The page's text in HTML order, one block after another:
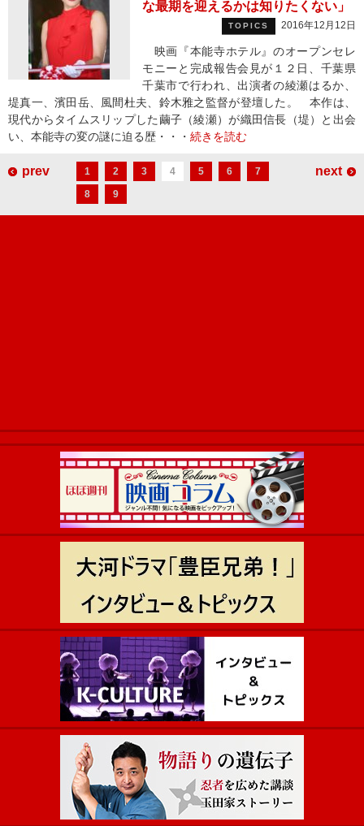
な最期を迎えるかは知りたくない」
TOPICS 2016年12月12日
映画『本能寺ホテル』のオープンセレ
モニーと完成報告会見が１２日、千葉県
千葉市で行われ、出演者の綾瀬はるか、
堤真一、濱田岳、風間杜夫、鈴木雅之監督が登壇した。 本作は、
現代からタイムスリップした繭子（綾瀬）が織田信長（堤）と出会
い、本能寺の変の謎に迫る歴・・・ 続きを読む
prev 1 2 3 4 5 6
7
8
9
next